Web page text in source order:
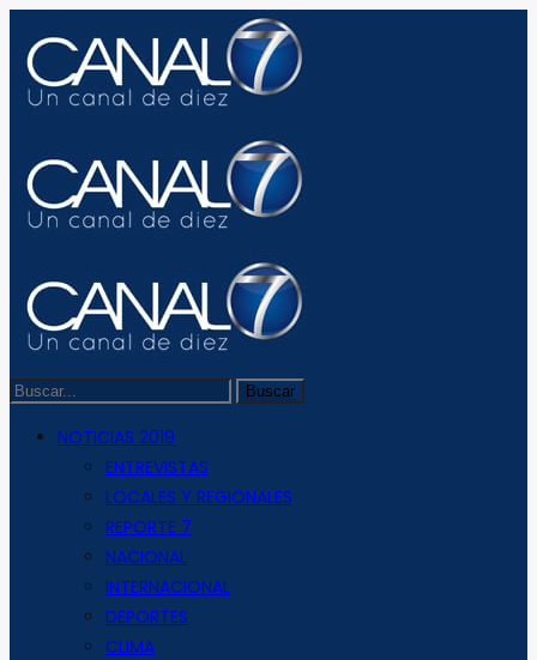
NOTICIAS 2019
ENTREVISTAS
LOCALES Y REGIONALES
REPORTE 7
NACIONAL
INTERNACIONAL
DEPORTES
CLIMA